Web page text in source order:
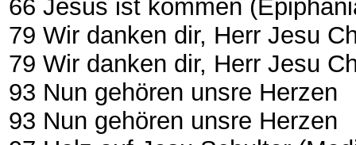
66 Jesus ist kommen
79 Wir danken dir, Herr Jesu
79 Wir danken dir, Herr Jesu
93 Nun gehören unsre Herzen
93 Nun gehören unsre Herzen